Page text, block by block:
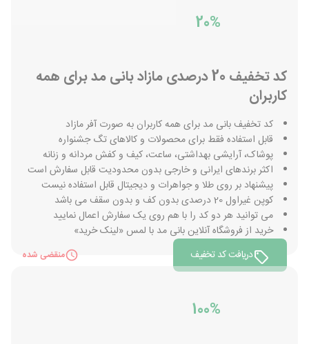
20%
کد تخفیف 20 درصدی مازاد بانی مد برای همه
کاربران
کد تخفیف بانی مد برای همه کاربران به صورت آفر مازاد
قابل استفاده فقط برای محصولات و کالاهای تگ جشنواره
پوشاک، آرایشی بهداشتی، ساعت، کیف و کفش مردانه و زنانه
اکثر برندهای ایرانی و خارجی بدون محدودیت قابل سفارش است
پیشنهاد بر روی طلا و جواهرات و دیجیتال قابل استفاده نیست
کوپن غیراول 20 درصدی بدون کف و بدون سقف می باشد
می توانید هر دو کد را با هم روی یک سفارش اعمال نمایید
خرید از فروشگاه آنلاین بانی مد با لمس «لینک خرید»
دریافت کد تخفیف
منقضی شده
100%